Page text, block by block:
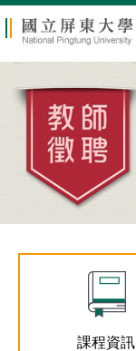
到
內
課程資訊